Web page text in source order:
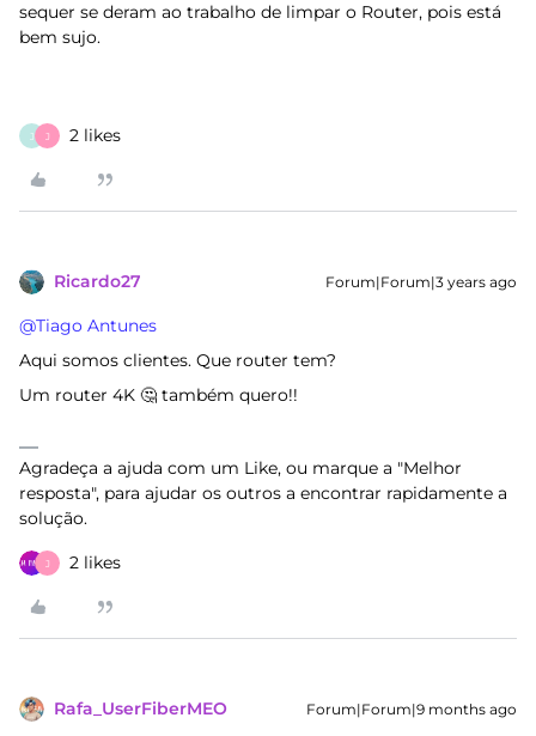
sequer se deram ao trabalho de limpar o Router, pois está
bem sujo.
J J 2 likes
Ricardo27 Forum|Forum|3 years ago
@Tiago Antunes
Aqui somos clientes. Que router tem?
Um router 4K 🤔 também quero!!
Agradeça a ajuda com um Like, ou marque a "Melhor
resposta", para ajudar os outros a encontrar rapidamente a
solução.
J 2 likes
Rafa_UserFiberMEO Forum|Forum|9 months ago